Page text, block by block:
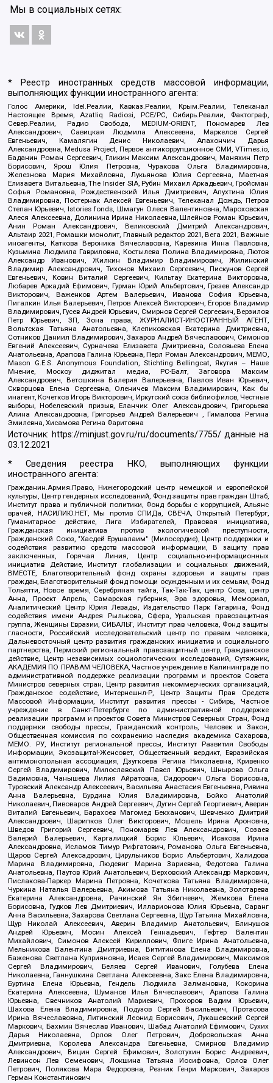
Мы в социальных сетях:
* Реестр иностранных средств массовой информации,
выполняющих функции иностранного агента:
Голос Америки, Idel.Реалии, Кавказ.Реалии, Крым.Реалии, Телеканал
Настоящее Время, Azatliq Radiosi, PCE/PC, Сибирь.Реалии, Фактограф,
Север.Реалии, Радио Свобода, MEDIUM-ORIENT, Пономарев Лев
Александрович, Савицкая Людмила Алексеевна, Маркелов Сергей
Евгеньевич, Камалягин Денис Николаевич, Апахончич Дарья
Александровна, Medusa Project, Первое антикоррупционное СМИ, VTimes.io,
Баданин Роман Сергеевич, Гликин Максим Александрович, Маняхин Петр
Борисович, Ярош Юлия Петровна, Чуракова Ольга Владимировна,
Железнова Мария Михайловна, Лукьянова Юлия Сергеевна, Маетная
Елизавета Витальевна, The Insider SIA, Рубин Михаил Аркадьевич, Гройсман
Софья Романовна, Рождественский Илья Дмитриевич, Апухтина Юлия
Владимировна, Постернак Алексей Евгеньевич, Телеканал Дождь, Петров
Степан Юрьевич, Istories fonds, Шмагун Олеся Валентиновна, Мароховская
Алеся Алексеевна, Долинина Ирина Николаевна, Шлейнов Роман Юрьевич,
Анин Роман Александрович, Великовский Дмитрий Александрович,
Альтаир 2021, Ромашки монолит, Главный редактор 2021, Вега 2021, Важные
иноагенты, Каткова Вероника Вячеславовна, Карезина Инна Павловна,
Кузьмина Людмила Гавриловна, Костылева Полина Владимировна, Лютов
Александр Иванович, Жилкин Владимир Владимирович, Жилинский
Владимир Александрович, Тихонов Михаил Сергеевич, Пискунов Сергей
Евгеньевич, Ковин Виталий Сергеевич, Кильтау Екатерина Викторовна,
Любарев Аркадий Ефимович, Гурман Юрий Альбертович, Грезев Александр
Викторович, Важенков Артем Валерьевич, Иванова София Юрьевна,
Пигалкин Илья Валерьевич, Петров Алексей Викторович, Егоров Владимир
Владимирович, Гусев Андрей Юрьевич, Смирнов Сергей Сергеевич, Верзилов
Петр Юрьевич, ЗП, Зона права, ЖУРНАЛИСТ-ИНОСТРАННЫЙ АГЕНТ,
Вольтская Татьяна Анатольевна, Клепиковская Екатерина Дмитриевна,
Сотников Даниил Владимирович, Захаров Андрей Вячеславович, Симонов
Евгений Алексеевич, Сурначева Елизавета Дмитриевна, Соловьева Елена
Анатольевна, Арапова Галина Юрьевна, Перл Роман Александрович, МЕМО,
Mason G.E.S. Anonymous Foundation, Stichting Bellingcat, Якутия – Наше
Мнение, Москоу диджитал медиа, РС-Балт, Заговора Максим
Александрович, Ветошкина Валерия Валерьевна, Павлов Иван Юрьевич,
Скворцова Елена Сергеевна, Оленичев Максим Владимирович, Как бы
инагент, Кочетков Игорь Викторович, Иркутский союз библиофилов, Честные
выборы, Нобелевский призыв, Еланчик Олег Александрович, Григорьева
Алина Александровна, Григорьев Андрей Валерьевич , Гималова Регина
Эмилевна, Хисамова Регина Фаритовна
Источник: https://minjust.gov.ru/ru/documents/7755/ данные на
03.12.2021
* Сведения реестра НКО, выполняющих функции
иностранного агента:
Гражданин.Армия.Право, Нижегородский центр немецкой и европейской
культуры, Центр гендерных исследований, Фонд защиты прав граждан Штаб,
Институт права и публичной политики, Фонд борьбы с коррупцией, Альянс
врачей, НАСИЛИЮ.НЕТ, Мы против СПИДа, СВЕЧА, Открытый Петербург,
Гуманитарное действие, Лига Избирателей, Правовая инициатива,
Гражданская инициатива против экологической преступности,
Гражданский Союз, "Хасдей Ерушалаим" (Милосердие), Центр поддержки и
содействия развитию средств массовой информации, В защиту прав
заключенных, Горячая Линия, Центр социально-информационных
инициатив Действие, Институт глобализации и социальных движений,
ВМЕСТЕ, Благотворительный фонд охраны здоровья и защиты прав
граждан, Благотворительный фонд помощи осужденным и их семьям, Фонд
Тольятти, Новое время, Серебряная тайга, Так-Так-Так, центр Сова, центр
Анна, Проект Апрель, Самарская губерния, Эра здоровья, Мемориал,
Аналитический Центр Юрия Левады, Издательство Парк Гагарина, Фонд
содействия имени Андрея Рылькова, Сфера, Уральская правозащитная
группа, Женщины Евразии, СИБАЛЬТ, Институт прав человека, Фонд защиты
гласности, Российский исследовательский центр по правам человека,
Дальневосточный центр развития гражданских инициатив и социального
партнерства, Пермский региональный правозащитный центр, Гражданское
действие, Центр независимых социологических исследований, Сутяжник,
АКАДЕМИЯ ПО ПРАВАМ ЧЕЛОВЕКА, Частное учреждение в Калининграде по
административной поддержке реализации программ и проектов Совета
Министров северных стран, Центр развития некоммерческих организаций,
Гражданское содействие, Интернешнл-Р, Центр Защиты Прав Средств
Массовой Информации, Институт развития прессы - Сибирь, Частное
учреждение в Санкт-Петербурге по административной поддержке
реализации программ и проектов Совета Министров Северных Стран, Фонд
поддержки свободы прессы, Гражданский контроль, Человек и Закон,
Общественная комиссия по сохранению наследия академика Сахарова,
МЕМО. РУ, Институт региональной прессы, Институт Развития Свободы
Информации, Экозащита!-Женсовет, Общественный вердикт, Евразийская
антимонопольная ассоциация, Дзугкоева Регина Николаевна, Кривенко
Сергей Владимирович, Милославский Павел Юрьевич, Шнырова Ольга
Вадимовна, Чанышева Лилия Айратовна, Сидорович Ольга Борисовна,
Туровский Александр Алексеевич, Васильева Анастасия Евгеньевна, Ривина
Анна Валерьевна, Бурдина Юлия Владимировна, Бойко Анатолий
Николаевич, Пивоваров Андрей Сергеевич, Дугин Сергей Георгиевич, Аверин
Виталий Евгеньевич, Барахоев Магомед Бекханович, Шевченко Дмитрий
Александрович, Шарипков Олег Викторович, Мошель Ирина Ароновна,
Шведов Григорий Сергеевич, Пономарев Лев Александрович, Созаев
Валерий Валерьевич, Каргалицкий Борис Юльевич, Исакова Ирина
Александровна, Исламов Тимур Рифгатович, Романова Ольга Евгеньевна,
Щаров Сергей Алексадрович, Цирульников Борис Альбертович, Халидова
Марина Владимировна, Людевиг Марина Зариевна, Федотова Галина
Анатольевна, Паутов Юрий Анатольевич, Верховский Александр Маркович,
Пислакова-Паркер Марина Петровна, Кочеткова Татьяна Владимировна,
Чуркина Наталья Валерьевна, Акимова Татьяна Николаевна, Золотарева
Екатерина Александровна, Рачинский Ян Збигневич, Жемкова Елена
Борисовна, Гудков Лев Дмитриевич, Илларионова Юлия Юрьевна, Саранг
Анна Васильевна, Захарова Светлана Сергеевна, Щур Татьяна Михайловна,
Щур Николай Алексеевич, Аверин Владимир Анатольевич, Блинушов
Андрей Юрьевич, Мосин Алексей Геннадьевич, Гефтер Валентин
Михайлович, Симонов Алексей Кириллович, Флиге Ирина Анатольевна,
Мельникова Валентина Дмитриевна, Вититинова Елена Владимировна,
Баженова Светлана Куприяновна, Исаев Сергей Владимирович, Максимов
Сергей Владимирович, Беляев Сергей Иванович, Голубева Елена
Николаевна, Ганнушкина Светлана Алексеевна, Закс Елена Владимировна,
Буртина Елена Юрьевна, Гендель Людмила Залмановна, Кокорина
Екатерина Алексеевна, Шуманов Илья Вячеславович, Арапова Галина
Юрьевна, Свечников Анатолий Мариевич, Прохоров Вадим Юрьевич,
Шахова Елена Владимировна, Подузов Сергей Васильевич, Протасова
Ирина Вячеславовна, Литинский Леонид Борисович, Лукашевский Сергей
Маркович, Бахмин Вячеслав Иванович, Шабад Анатолий Ефимович, Сухих
Дарья Николаевна, Орлов Олег Петрович, Добровольская Анна
Дмитриевна, Королева Александра Евгеньевна, Смирнов Владимир
Александрович, Вицин Сергей Ефимович, Золотухин Борис Андреевич,
Левинсон Лев Семенович, Локшина Татьяна Иосифовна, Орлов Олег
Петрович, Полякова Мара Федоровна, Резник Генри Маркович, Захаров
Герман Константинович